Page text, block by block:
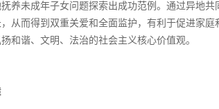
养未成年子女问题探索出成功范例。通过异地共
从而得到双重关爱和全面监护，有利于促进家庭
和谐、文明、法治的社会主义核心价值观。